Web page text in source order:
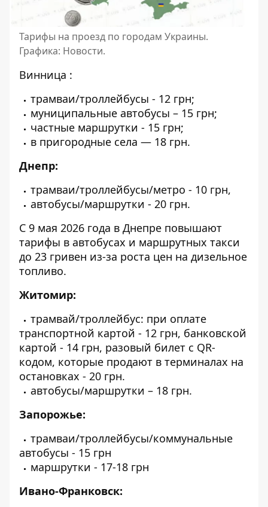
Тарифы на проезд по городам Украины.
Графика: Новости.
Винница :
трамваи/троллейбусы - 12 грн;
муниципальные автобусы – 15 грн;
частные маршрутки - 15 грн;
в пригородные села — 18 грн.
Днепр:
трамваи/троллейбусы/метро - 10 грн,
автобусы/маршрутки - 20 грн.
С 9 мая 2026 года в Днепре повышают
тарифы в автобусах и маршрутных такси
до 23 гривен из-за роста цен на дизельное
топливо.
Житомир:
трамвай/троллейбус: при оплате
транспортной картой - 12 грн, банковской
картой - 14 грн, разовый билет с QR-
кодом, которые продают в терминалах на
остановках - 20 грн.
автобусы/маршрутки – 18 грн.
Запорожье:
трамваи/троллейбусы/коммунальные
автобусы - 15 грн
маршрутки - 17-18 грн
Ивано-Франковск: